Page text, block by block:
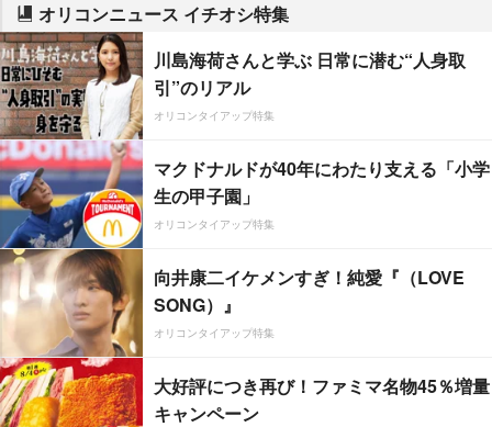
オリコンニュース イチオシ特集
川島海荷さんと学ぶ 日常に潜む“人身取
引”のリアル
オリコンタイアップ特集
マクドナルドが40年にわたり支える「小学
生の甲子園」
オリコンタイアップ特集
向井康二イケメンすぎ！純愛『（LOVE
SONG）』
オリコンタイアップ特集
大好評につき再び！ファミマ名物45％増量
キャンペーン